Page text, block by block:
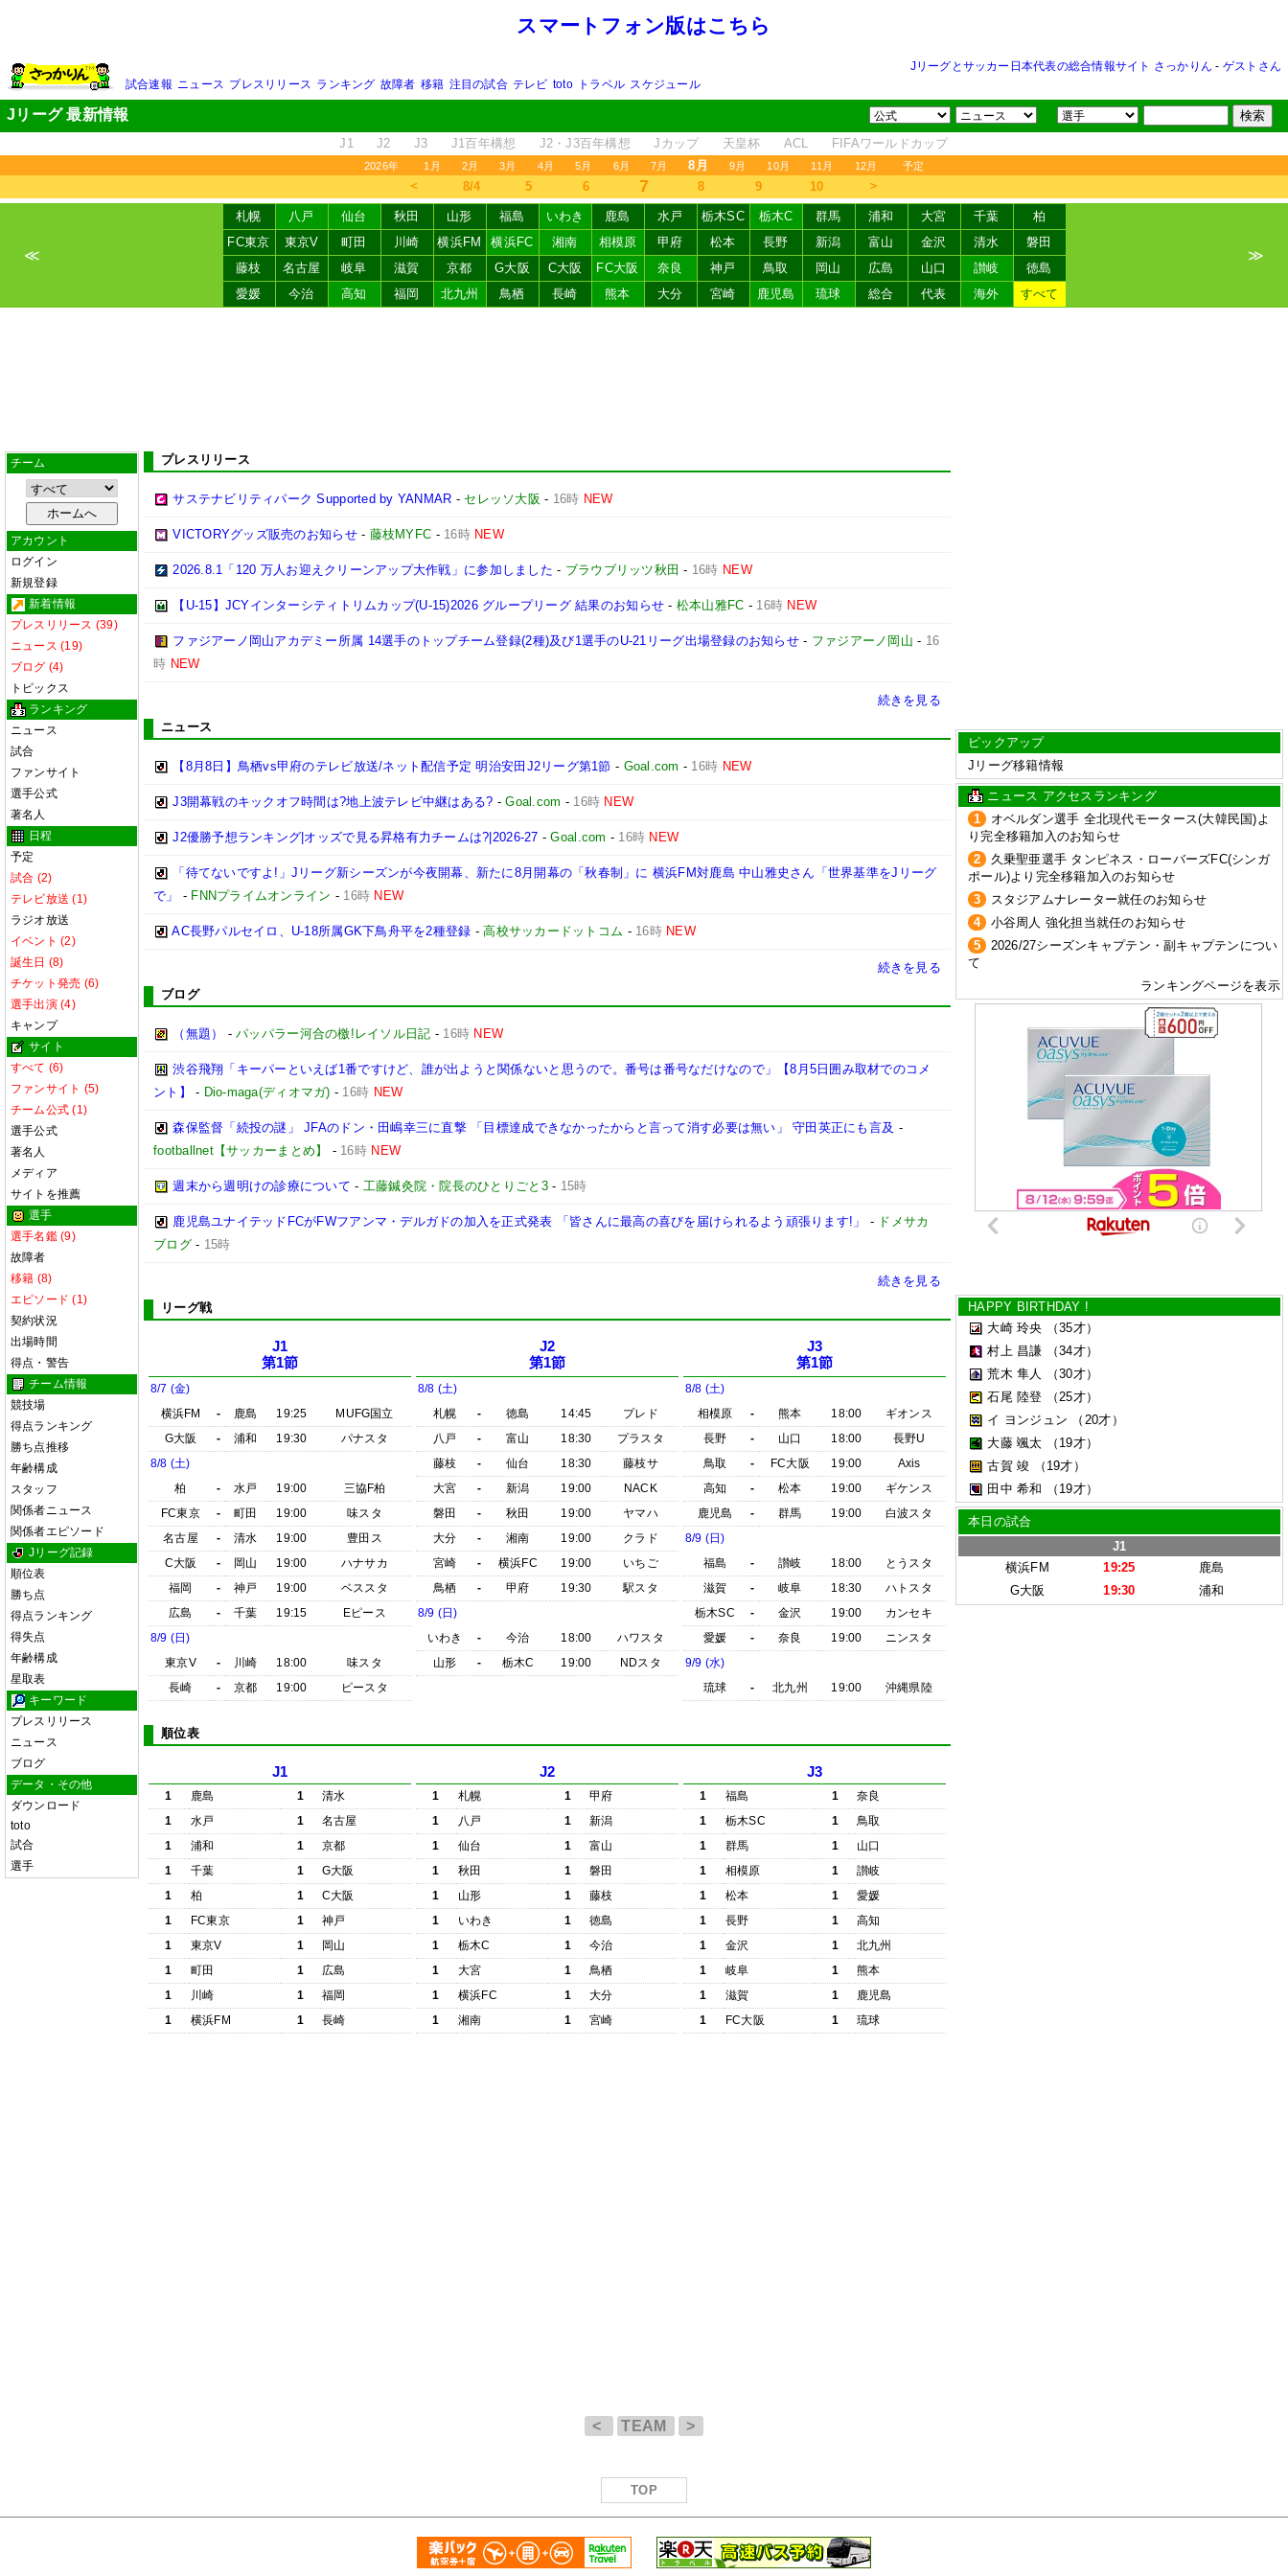
スマートフォン版はこちら
Jリーグとサッカー日本代表の総合情報サイト さっかりん - ゲストさん
試合速報 ニュース プレスリリース ランキング 故障者 移籍 注目の試合 テレビ toto トラベル スケジュール
Jリーグ 最新情報
J1 J2 J3 J1百年構想 J2・J3百年構想 Jカップ 天皇杯 ACL FIFAワールドカップ
2026年 1月 2月 3月 4月 5月 6月 7月 8月 9月 10月 11月 12月 予定
＜ 8/4 5 6 7 8 9 10 ＞
≪
札幌 八戸 仙台 秋田 山形 福島 いわき 鹿島 水戸 栃木SC 栃木C 群馬 浦和 大宮 千葉
柏
FC東京
東京V 町田 川崎 横浜FM 横浜FC 湘南 相模原 甲府 松本 長野 新潟 富山 金沢 清水
磐田
藤枝
名古屋 岐阜 滋賀 京都 G大阪 C大阪 FC大阪 奈良 神戸 鳥取 岡山 広島 山口 讃岐
徳島
愛媛
今治 高知 福岡 北九州 鳥栖 長崎 熊本 大分 宮崎 鹿児島 琉球 総合 代表 海外 すべて
≫
チーム
アカウント
ログイン
新規登録
新着情報
プレスリリース (39)
ニュース (19)
ブログ (4)
トピックス
ランキング
ニュース
試合
ファンサイト
選手公式
著名人
日程
予定
試合 (2)
テレビ放送 (1)
ラジオ放送
イベント (2)
誕生日 (8)
チケット発売 (6)
選手出演 (4)
キャンプ
サイト
すべて (6)
ファンサイト (5)
チーム公式 (1)
選手公式
著名人
メディア
サイトを推薦
選手
選手名鑑 (9)
故障者
移籍 (8)
エピソード (1)
契約状況
出場時間
得点・警告
チーム情報
競技場
得点ランキング
勝ち点推移
年齢構成
スタッフ
関係者ニュース
関係者エピソード
Jリーグ記録
順位表
勝ち点
得点ランキング
得失点
年齢構成
星取表
キーワード
プレスリリース
ニュース
ブログ
データ・その他
ダウンロード
toto
試合
選手
プレスリリース
サステナビリティパーク Supported by YANMAR - セレッソ大阪 - 16時 NEW
VICTORYグッズ販売のお知らせ- 藤枝MYFC - 16時 NEW
2026.8.1「120 万人お迎えクリーンアップ大作戦」に参加しました - ブラウブリッツ秋田 - 16時 NEW
【U-15】JCYインターシティトリムカップ(U-15)2026 グループリーグ 結果のお知らせ - 松本山雅FC - 16時 NEW
ファジアーノ岡山アカデミー所属 14選手のトップチーム登録(2種)及び1選手のU-21リーグ出場登録のお知らせ- ファジアーノ岡山 - 16
時 NEW
続きを見る
ニュース
【8月8日】鳥栖vs甲府のテレビ放送/ネット配信予定 明治安田J2リーグ第1節 - Goal.com - 16時 NEW
J3開幕戦のキックオフ時間は?地上波テレビ中継はある? -Goal.com - 16時 NEW
J2優勝予想ランキング|オッズで見る昇格有力チームは?|2026-27 -Goal.com - 16時 NEW
「待てないですよ!」Jリーグ新シーズンが今夜開幕、新たに8月開幕の「秋春制」に 横浜FM対鹿島 中山雅史さん「世界基準をJリーグ
で」
- FNNプライムオンライン - 16時 NEW
AC長野パルセイロ、U-18所属GK下鳥舟平を2種登録 -高校サッカードットコム - 16時 NEW
続きを見る
ブログ
（無題） -パッパラー河合の檄!レイソル日記 - 16時 NEW
渋谷飛翔「キーパーといえば1番ですけど、誰が出ようと関係ないと思うので。番号は番号なだけなので」【8月5日囲み取材でのコメ
ント】
- Dio-maga(ディオマガ) - 16時 NEW
森保監督「続投の謎」 JFAのドン・田嶋幸三に直撃 「目標達成できなかったからと言って消す必要は無い」 守田英正にも言及 -
footballnet【サッカーまとめ】
- 16時 NEW
週末から週明けの診療について - 工藤鍼灸院・院長のひとりごと3- 15時
鹿児島ユナイテッドFCがFWフアンマ・デルガドの加入を正式発表 「皆さんに最高の喜びを届けられるよう頑張ります!」 - ドメサカ
ブログ- 15時
続きを見る
リーグ戦
J1
第1節
8/7 (金)
横浜FM
- 鹿島 19:25
MUFG国立
G大阪
- 浦和 19:30
パナスタ
8/8 (土)
柏
- 水戸 19:00
三協F柏
FC東京
- 町田 19:00
味スタ
名古屋
- 清水 19:00
豊田ス
C大阪
- 岡山 19:00
ハナサカ
福岡
- 神戸 19:00
ベススタ
広島
- 千葉 19:15
Eピース
8/9 (日)
東京V
- 川崎 18:00
味スタ
長崎
- 京都 19:00 ピースタ
J2
第1節
8/8 (土)
札幌
- 徳島 14:45
プレド
八戸
- 富山 18:30
プラスタ
藤枝
- 仙台 18:30
藤枝サ
大宮
- 新潟 19:00
NACK
磐田
- 秋田 19:00
ヤマハ
大分
- 湘南 19:00
クラド
宮崎
- 横浜FC 19:00
いちご
鳥栖
- 甲府 19:30
駅スタ
8/9 (日)
いわき
- 今治 18:00
ハワスタ
山形
- 栃木C 19:00 NDスタ
J3
第1節
8/8 (土)
相模原
- 熊本 18:00
ギオンス
長野
- 山口 18:00
長野U
鳥取
- FC大阪 19:00
Axis
高知
- 松本 19:00
ギケンス
鹿児島
- 群馬 19:00
白波スタ
8/9 (日)
福島
- 讃岐 18:00
とうスタ
滋賀
- 岐阜 18:30
ハトスタ
栃木SC
- 金沢 19:00
カンセキ
愛媛
- 奈良 19:00
ニンスタ
9/9 (水)
琉球
- 北九州 19:00 沖縄県陸
順位表
J1
1 鹿島 1
清水
1
水戸 1
名古屋
1
浦和 1
京都
1
千葉 1
G大阪
1
柏 1
C大阪
1
FC東京 1
神戸
1
東京V 1
岡山
1
町田 1
広島
1
川崎 1
福岡
1
横浜FM 1 長崎
J2
1 札幌 1
甲府
1
八戸 1
新潟
1
仙台 1
富山
1
秋田 1
磐田
1
山形 1
藤枝
1
いわき 1
徳島
1
栃木C 1
今治
1
大宮 1
鳥栖
1
横浜FC 1
大分
1
湘南 1 宮崎
J3
1 福島 1
奈良
1
栃木SC 1
鳥取
1
群馬 1
山口
1
相模原 1
讃岐
1
松本 1
愛媛
1
長野 1
高知
1
金沢 1
北九州
1
岐阜 1
熊本
1
滋賀 1
鹿児島
1
FC大阪 1 琉球
ピックアップ
Jリーグ移籍情報
ニュース アクセスランキング
1
オベルダン選手 全北現代モータース(大韓民国)よ
り完全移籍加入のお知らせ
2
久乗聖亜選手 タンピネス・ローバーズFC(シンガ
ポール)より完全移籍加入のお知らせ
3
スタジアムナレーター就任のお知らせ
4
小谷周人 強化担当就任のお知らせ
5
2026/27シーズンキャプテン・副キャプテンについ
て
ランキングページを表示
HAPPY BIRTHDAY !
大崎 玲央
（35才）
村上 昌謙
（34才）
荒木 隼人
（30才）
石尾 陸登
（25才）
イ ヨンジュン
（20才）
大藤 颯太
（19才）
古賀 竣
（19才）
田中 希和
（19才）
本日の試合
J1
横浜FM
19:25
鹿島
G大阪
19:30 浦和
< TEAM >
TOP